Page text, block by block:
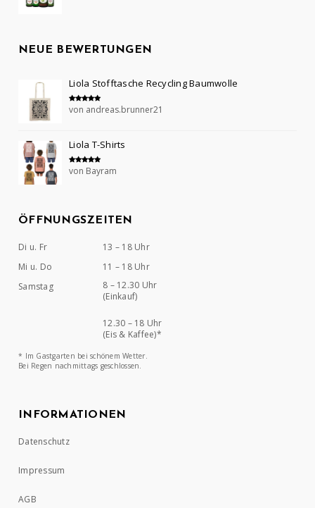
NEUE BEWERTUNGEN
Liola Stofftasche Recycling Baumwolle
Bewertet mit
von andreas.brunner21
Liola T-Shirts
Bewertet mit
von Bayram
ÖFFNUNGSZEITEN
Di u. Fr
13 – 18 Uhr
Mi u. Do
11 – 18 Uhr
Samstag
8 – 12.30 Uhr
(Einkauf)
12.30 – 18 Uhr
(Eis & Kaffee)*
* Im Gastgarten bei schönem Wetter.
Bei Regen nachmittags geschlossen.
INFORMATIONEN
Datenschutz
Impressum
AGB